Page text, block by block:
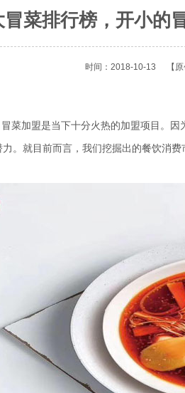
冒菜排行榜，开小的
时间：2018-10-13 【
菜加盟是当下十分火热的加盟项目。
。就目前而言，我们挖掘出的餐饮消